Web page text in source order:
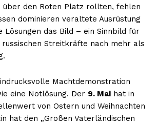
über den Roten Platz rollten, fehlen
dominieren veraltete Ausrüstung
Lösungen das Bild – ein Sinnbild für
Streitkräfte nach mehr als
Machtdemonstration
eine Notlösung. Der 9. Mai hat in
von Ostern und Weihnachten
hat den „Großen Vaterländischen